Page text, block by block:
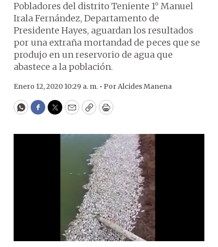
Pobladores del distrito Teniente 1° Manuel
Irala Fernández, Departamento de
Presidente Hayes, aguardan los resultados
por una extraña mortandad de peces que se
produjo en un reservorio de agua que
abastece a la población.
Enero 12, 2020 10:29 a. m. • PorAlcides Manena
WhatsApp
Facebook
Twitter
EmailCopyPrint